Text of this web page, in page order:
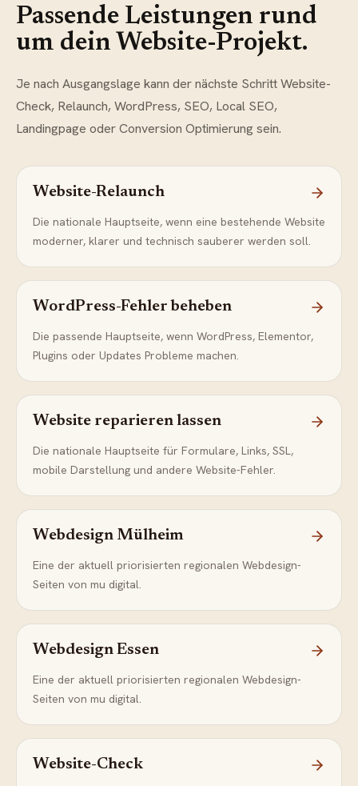
Passende Leistungen rund
um dein Website-Projekt.
Je nach Ausgangslage kann der nächste Schritt Website-
Check, Relaunch, WordPress, SEO, Local SEO,
Landingpage oder Conversion Optimierung sein.
Website-Relaunch
Die nationale Hauptseite, wenn eine bestehende Website
moderner, klarer und technisch sauberer werden soll.
WordPress-Fehler beheben
Die passende Hauptseite, wenn WordPress, Elementor,
Plugins oder Updates Probleme machen.
Website reparieren lassen
Die nationale Hauptseite für Formulare, Links, SSL,
mobile Darstellung und andere Website-Fehler.
Webdesign Mülheim
Eine der aktuell priorisierten regionalen Webdesign-
Seiten von mu digital.
Webdesign Essen
Eine der aktuell priorisierten regionalen Webdesign-
Seiten von mu digital.
Website-Check